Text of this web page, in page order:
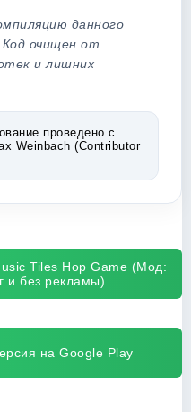
данного
Код очищен от
и лишних
проведено с
Weinbach (Contributor
Tiles Hop Game (Мод:
и без рекламы)
на Google Play